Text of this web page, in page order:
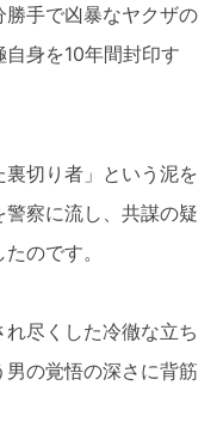
勝手で凶暴なヤクザの
身を10年間封印す
切り者」という泥を
察に流し、共謀の疑
のです。
尽くした冷徹な立ち
の覚悟の深さに背筋